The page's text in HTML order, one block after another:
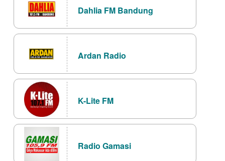
Dahlia FM Bandung
Ardan Radio
K-Lite FM
Radio Gamasi